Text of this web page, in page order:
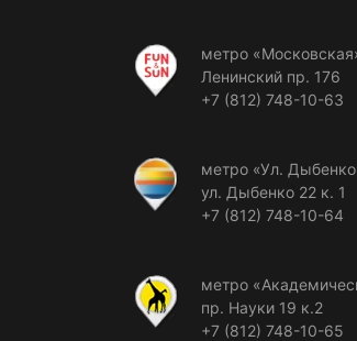
метро
Ленинский пр. 176
+7 (812) 748-10-63
метро «Ул.
ул. Дыбенко 22 к. 1
+7 (812) 748-10-64
метро
пр. Науки 19 к.2
+7 (812) 748-10-65